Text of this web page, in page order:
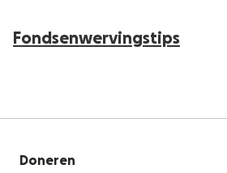
Fondsenwervingstips
Doneren